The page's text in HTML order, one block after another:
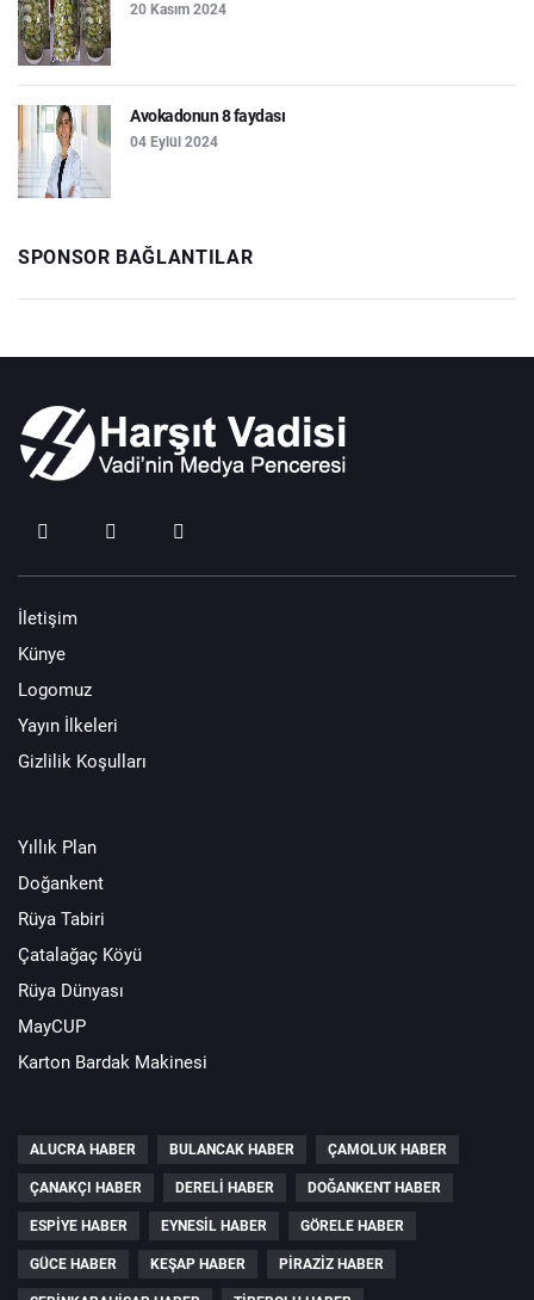
20 Kasım 2024
Avokadonun 8 faydası
04 Eylül 2024
SPONSOR BAĞLANTILAR
İletişim
Künye
Logomuz
Yayın İlkeleri
Gizlilik Koşulları
Yıllık Plan
Doğankent
Rüya Tabiri
Çatalağaç Köyü
Rüya Dünyası
MayCUP
Karton Bardak Makinesi
ALUCRA HABER BULANCAK HABER ÇAMOLUK HABER
ÇANAKÇI HABER DERELI HABER DOĞANKENT HABER
ESPIYE HABER EYNESIL HABER GÖRELE HABER
GÜCE HABER KEŞAP HABER PIRAZIZ HABER